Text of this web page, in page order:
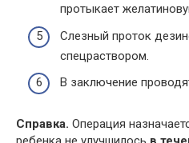
протыкает
Слезный проток
спецраствором.
В заключение
Справка. Операция